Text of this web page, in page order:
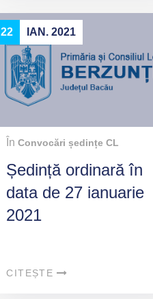
22 IAN. 2021
ÎnConvocări ședințe CL
Ședință ordinară în
data de 27 ianuarie
2021
CITEȘTE